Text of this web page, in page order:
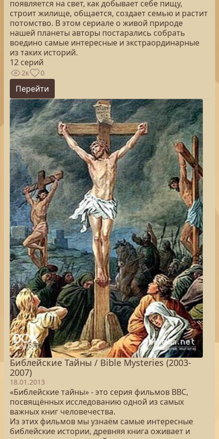
появляется на свет, как добывает себе пищу,
строит жилище, общается, создает семью и растит
потомство. В этом сериале о живой природе
нашей планеты авторы постарались собрать
воедино самые интересные и экстраординарные
из таких историй.
12 серий
2к 0
Перейти
Библейские Тайны / Bible Mysteries (2003-
2007)
18.01.2013
«Библейские тайны» - это серия фильмов BBC,
посвящённых исследованию одной из самых
важных книг человечества.
Из этих фильмов мы узнаём самые интересные
библейские истории, древняя книга оживает и